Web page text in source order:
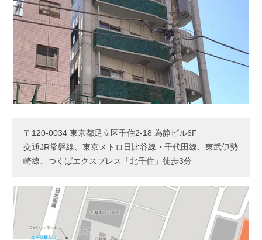
〒120-0034 東京都足立区千住2-18 為静ビル6F
交通JR常磐線、東京メトロ日比谷線・千代田線、東武伊勢
崎線、つくばエクスプレス「北千住」徒歩3分